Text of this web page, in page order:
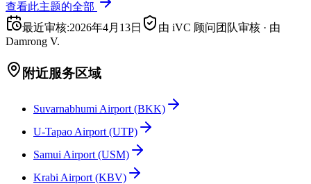
查看此主题的全部
最近审核:2026年4月13日 由 iVC 顾问团队审核 · 由
Damrong V.
附近服务区域
Suvarnabhumi Airport (BKK)
U-Tapao Airport (UTP)
Samui Airport (USM)
Krabi Airport (KBV)